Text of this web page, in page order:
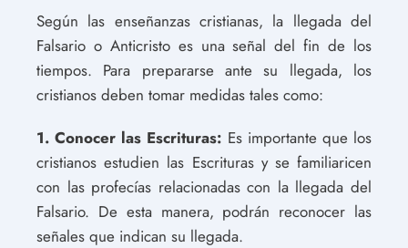
Según las enseñanzas cristianas, la llegada del
Falsario o Anticristo es una señal del fin de los
tiempos. Para prepararse ante su llegada, los
cristianos deben tomar medidas tales como:
1. Conocer las Escrituras: Es importante que los
cristianos estudien las Escrituras y se familiaricen
con las profecías relacionadas con la llegada del
Falsario. De esta manera, podrán reconocer las
señales que indican su llegada.